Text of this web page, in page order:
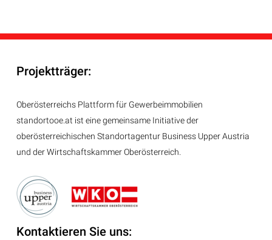
Projektträger:
Oberösterreichs Plattform für Gewerbeimmobilien
standortooe.at ist eine gemeinsame Initiative der
oberösterreichischen Standortagentur Business Upper Austria
und der Wirtschaftskammer Oberösterreich.
Kontaktieren Sie uns: